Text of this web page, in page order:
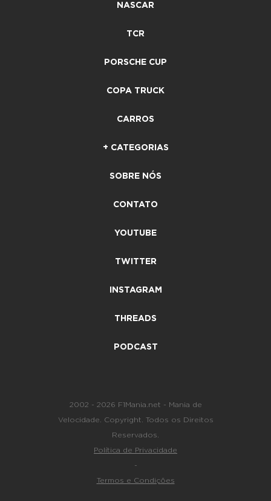
NASCAR
TCR
PORSCHE CUP
COPA TRUCK
CARROS
+ CATEGORIAS
SOBRE NÓS
CONTATO
YOUTUBE
TWITTER
INSTAGRAM
THREADS
PODCAST
2002 - 2026 F1Mania.net - Mania de
Velocidade. Copyright. Todos os Direitos
Reservados.
Política de Privacidade
-
Termos e Condições